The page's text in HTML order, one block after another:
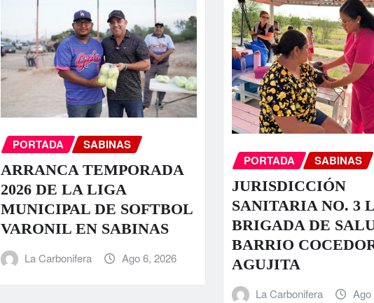
PORTADA SABINAS
ARRANCA TEMPORADA
2026 DE LA LIGA
MUNICIPAL DE SOFTBOL
VARONIL EN SABINAS
La Carbonifera Ago 6, 2026
PORTADA SABINAS
JURISDICCIÓN
SANITARIA NO. 3
BRIGADA DE
BARRIO
AGUJITA
La Carbonifera Ago